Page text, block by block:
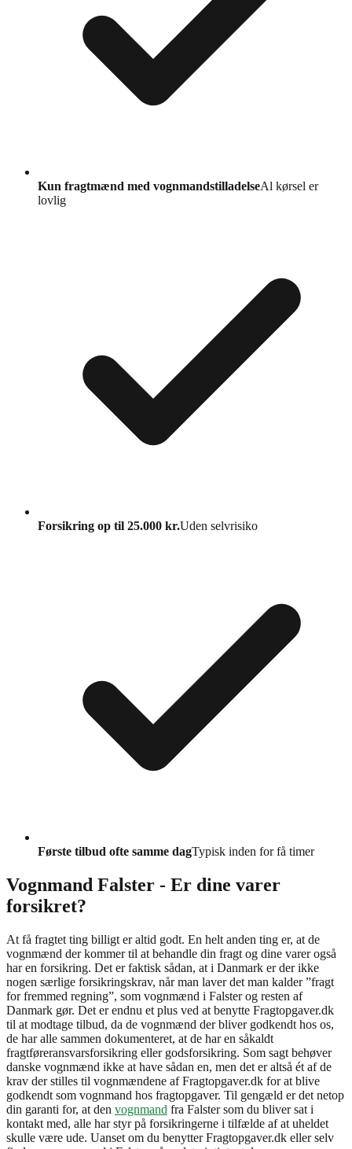
Kun fragtmænd med vognmandstilladelseAl kørsel er
lovlig
Forsikring op til 25.000 kr.Uden selvrisiko
Første tilbud ofte samme dagTypisk inden for få timer
Vognmand Falster - Er dine varer
forsikret?
At få fragtet ting billigt er altid godt. En helt anden ting er, at de
vognmænd der kommer til at behandle din fragt og dine varer også
har en forsikring. Det er faktisk sådan, at i Danmark er der ikke
nogen særlige forsikringskrav, når man laver det man kalder ”fragt
for fremmed regning”, som vognmænd i Falster og resten af
Danmark gør. Det er endnu et plus ved at benytte Fragtopgaver.dk
til at modtage tilbud, da de vognmænd der bliver godkendt hos os,
de har alle sammen dokumenteret, at de har en såkaldt
fragtføreransvarsforsikring eller godsforsikring. Som sagt behøver
danske vognmænd ikke at have sådan en, men det er altså ét af de
krav der stilles til vognmændene af Fragtopgaver.dk for at blive
godkendt som vognmand hos fragtopgaver. Til gengæld er det netop
din garanti for, at den vognmand fra Falster som du bliver sat i
kontakt med, alle har styr på forsikringerne i tilfælde af at uheldet
skulle være ude. Uanset om du benytter Fragtopgaver.dk eller selv